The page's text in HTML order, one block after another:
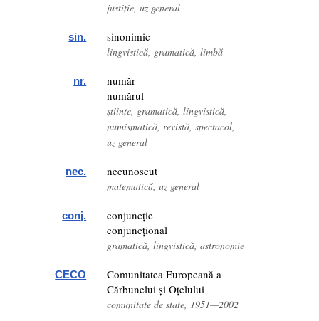
justiție, uz general
sin. sinonimic
lingvistică, gramatică, limbă
nr.
număr
numărul
științe, gramatică, lingvistică,
numismatică, revistă, spectacol,
uz general
nec. necunoscut
matematică, uz general
conj.
conjuncție
conjuncțional
gramatică, lingvistică, astronomie
CECO
Comunitatea Europeană a
Cărbunelui și Oțelului
comunitate de state, 1951—2002